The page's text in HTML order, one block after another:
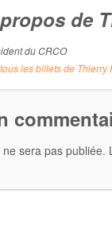
de
du CRCO
les billets de Thierry
sera pas publiée.